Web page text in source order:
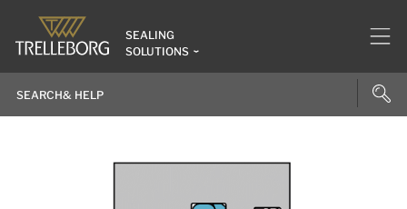
SEALING
SOLUTIONS